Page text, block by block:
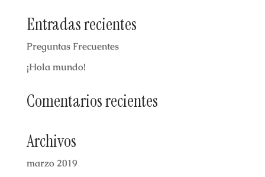
Entradas recientes
Preguntas Frecuentes
¡Hola mundo!
Comentarios recientes
Archivos
marzo 2019